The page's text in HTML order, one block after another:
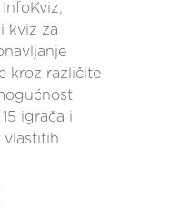
kviz za
kroz različite
igrača i
vlastitih